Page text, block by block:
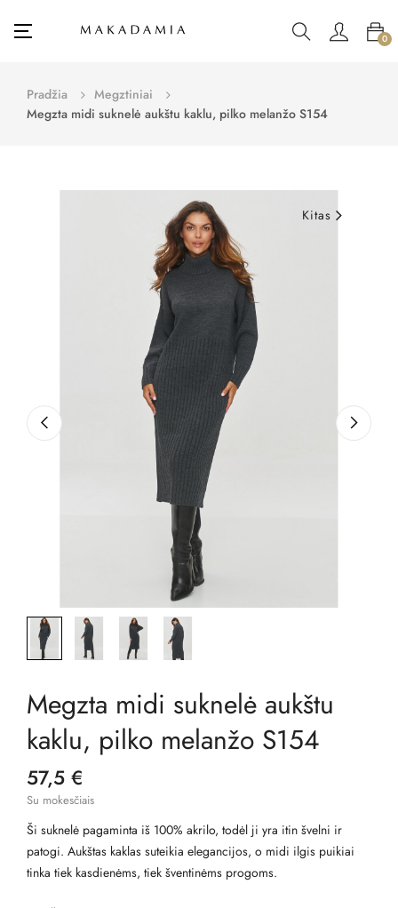
Toggle
☰ 0
Pradžia
Megztiniai
Megzta midi suknelė aukštu kaklu, pilko melanžo S154
Kitas
Megzta midi suknelė aukštu
kaklu, pilko melanžo S154
57,5 €
Su mokesčiais
Ši suknelė pagaminta iš 100% akrilo, todėl ji yra itin švelni ir
patogi. Aukštas kaklas suteikia elegancijos, o midi ilgis puikiai
tinka tiek kasdienėms, tiek šventinėms progoms.